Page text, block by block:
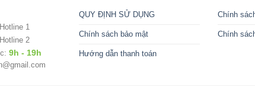
1
2
9h - 19h
QUY ĐỊNH SỬ DỤNG
Chính sách bảo mật
Hướng dẫn thanh toán
Chính
Chính